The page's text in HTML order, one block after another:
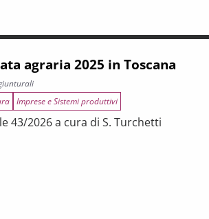
pubblico tra riforme,
agraria 2025 in Toscana
Imprese e Sistemi produttivi
43/2026 a cura di S. Turchetti
in Toscana